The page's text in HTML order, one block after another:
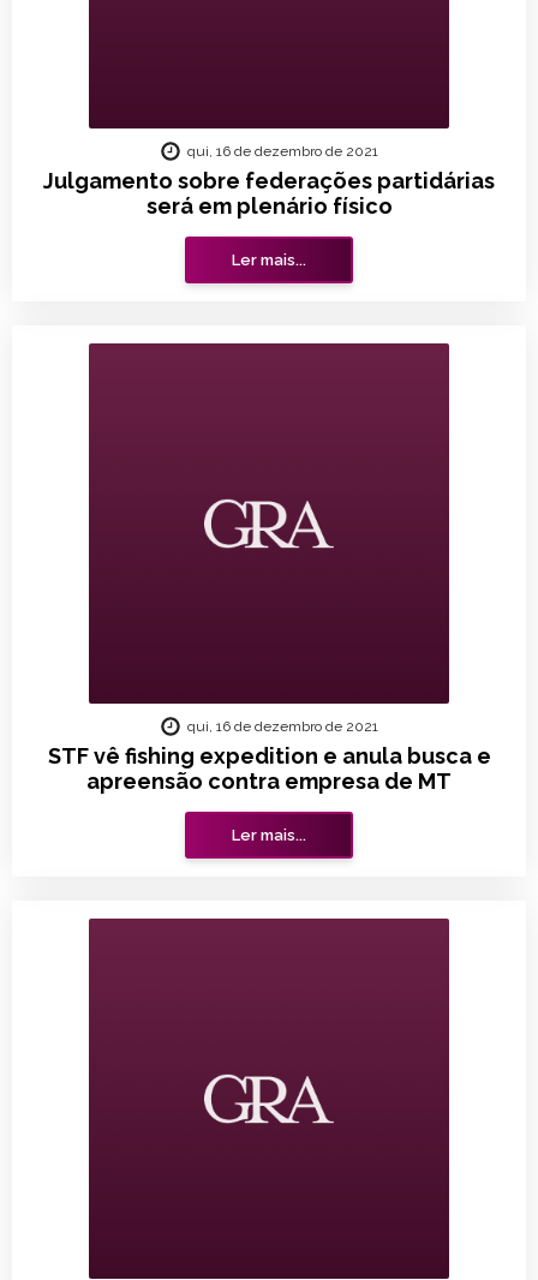
Julgamento sobre federações partidárias
será em plenário físico
qui, 16 de dezembro de 2021
Ler mais...
STF vê fishing expedition e anula busca e
apreensão contra empresa de MT
qui, 16 de dezembro de 2021
Ler mais...